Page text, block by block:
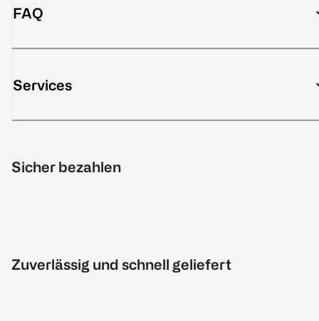
FAQ
Services
Sicher bezahlen
Zuverlässig und schnell geliefert